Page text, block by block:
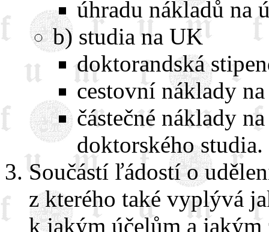
úhradu nákladů na
b) studia na UK
doktorandská
cestovní náklady
částečné náklady
doktorského studia.
Součástí ľádostí o
z kterého také vyplývá
k jakým účelům a